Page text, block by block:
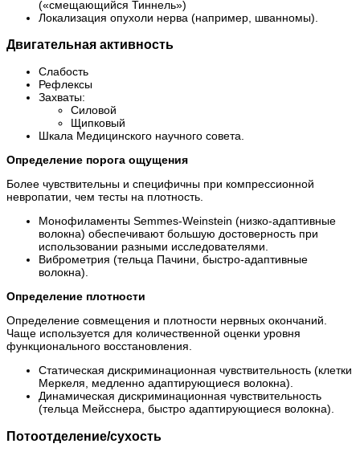
(«смещающийся Тиннель»)
Локализация опухоли нерва (например, шванномы).
Двигательная активность
Слабость
Рефлексы
Захваты:
Силовой
Щипковый
Шкала Медицинского научного совета.
Определение порога ощущения
Более чувствительны и специфичны при компрессионной
невропатии, чем тесты на плотность.
Монофиламенты Semmes-Weinstein (низко-адаптивные
волокна) обеспечивают большую достоверность при
использовании разными исследователями.
Виброметрия (тельца Пачини, быстро-адаптивные
волокна).
Определение плотности
Определение совмещения и плотности нервных окончаний.
Чаще используется для количественной оценки уровня
функционального восстановления.
Статическая дискриминационная чувствительность (клетки
Меркеля, медленно адаптирующиеся волокна).
Динамическая дискриминационная чувствительность
(тельца Мейсснера, быстро адаптирующиеся волокна).
Потоотделение/сухость